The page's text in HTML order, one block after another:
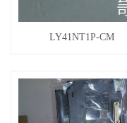
LY41NT1P-CM